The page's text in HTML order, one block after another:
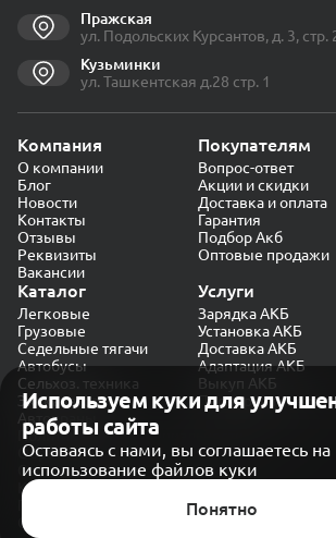
Используем куки для
работы сайта
Оставаясь с нами, вы соглашаетесь на
использование файлов куки
Понятно
Пражская
ул. Подольских Курсантов, д. 3, стр.
Кузьминки
ул. Ташкентская д.28 стр. 1
Компания
О компании
Блог
Новости
Контакты
Отзывы
Реквизиты
Вакансии
Покупателям
Вопрос-ответ
Акции и скидки
Доставка и оплата
Гарантия
Подбор Акб
Оптовые продажи
Каталог
Легковые
Грузовые
Седельные тягачи
Автобусы
Сельхоз. техника
Экскаваторы
Автокраны
Услуги
Зарядка АКБ
Установка АКБ
Доставка АКБ
Адаптация АКБ
Выкуп АКБ
Проверка
Политика конфиденциальности
Обработка персональных данных
Согласие на обработку в «Яндекс.Метрика»
Карта сайта
© CARAKB 2026. Все права защищены